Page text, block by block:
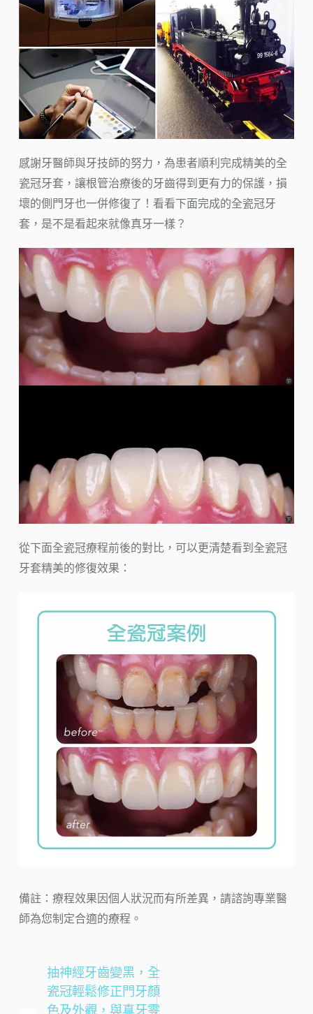
感謝牙醫師與牙技師的努力，為患者順利完成精美的全
瓷冠牙套，讓根管治療後的牙齒得到更有力的保護，損
壞的側門牙也一併修復了！看看下面完成的全瓷冠牙
套，是不是看起來就像真牙一樣？
從下面全瓷冠療程前後的對比，可以更清楚看到全瓷冠
牙套精美的修復效果：
備註：療程效果因個人狀況而有所差異，請諮詢專業醫
師為您制定合適的療程。
抽神經牙齒變黑，全
瓷冠輕鬆修正門牙顏
色及外觀，與真牙零